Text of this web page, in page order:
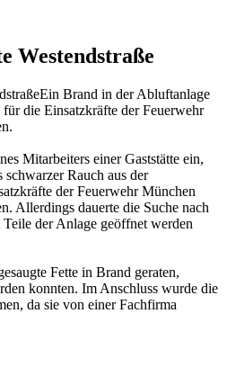
Westendstraße
Ein Brand in der Abluftanlage
die Einsatzkräfte der Feuerwehr
Mitarbeiters einer Gaststätte ein,
schwarzer Rauch aus der
der Feuerwehr München
Allerdings dauerte die Suche nach
der Anlage geöffnet werden
Fette in Brand geraten,
konnten. Im Anschluss wurde die
da sie von einer Fachfirma